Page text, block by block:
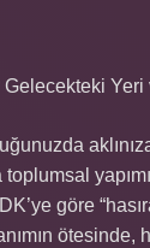
Gelecekteki
göre